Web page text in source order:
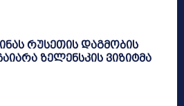
რუსეთის დაგმობის
ზელენსკის ვიზიტმა